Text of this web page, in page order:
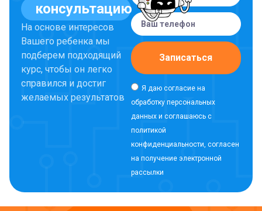
консультацию
На основе интересов
Вашего ребенка мы
подберем подходящий
курс, чтобы он легко
справился и достиг
желаемых результатов
Я даю согласие на
обработку персональных
данных и соглашаюсь с
политикой
конфиденциальности, согласен
на получение электронной
рассылки
Записаться